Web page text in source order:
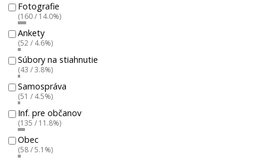
Fotografie
(160 / 14.0%)
Ankety
(52 / 4.6%)
Súbory na stiahnutie
(43 / 3.8%)
Samospráva
(51 / 4.5%)
Inf. pre občanov
(135 / 11.8%)
Obec
(58 / 5.1%)